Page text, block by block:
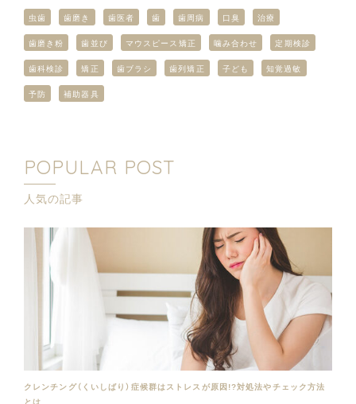
虫歯 歯磨き 歯医者 歯 歯周病 口臭 治療
歯磨き粉 歯並び マウスピース矯正 噛み合わせ 定期検診
歯科検診 矯正 歯ブラシ 歯列矯正 子ども 知覚過敏
予防 補助器具
POPULAR POST
人気の記事
クレンチング（くいしばり）症候群はストレスが原因!?対処法やチェック方法
とは